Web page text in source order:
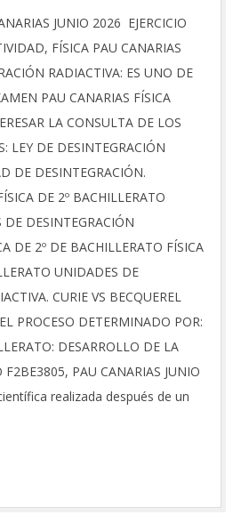
JUNIO 2026 EJERCICIO
FÍSICA PAU CANARIAS
RADIACTIVA: ES UNO DE
PAU CANARIAS FÍSICA
LA CONSULTA DE LOS
LEY DE DESINTEGRACIÓN
DE DESINTEGRACIÓN.
DE 2º BACHILLERATO
DE DESINTEGRACIÓN
DE 2º DE BACHILLERATO FÍSICA
UNIDADES DE
CURIE VS BECQUEREL
PROCESO DETERMINADO POR:
DESARROLLO DE LA
F2BE3805, PAU CANARIAS JUNIO
realizada después de un